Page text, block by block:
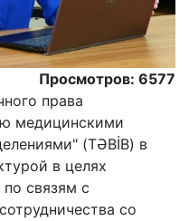
Просмотров: 6577
права
медицинскими
(TƏBİB) в
в целях
связям с
со